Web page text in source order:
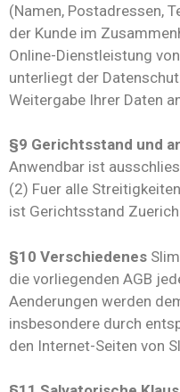
(Namen, Postadressen,
der Kunde im
Online-Dienstleistung
unterliegt der
Weitergabe Ihrer Daten
§9 Gerichtsstand und
Anwendbar ist
(2) Fuer alle
ist Gerichtsstand Zuerich
§10 Verschiedenes
die vorliegenden AGB
Aenderungen werden
insbesondere durch
den Internet-Seiten von